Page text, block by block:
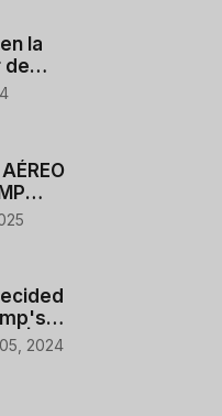
la
de
a
LOS
y
| 1990s
2024